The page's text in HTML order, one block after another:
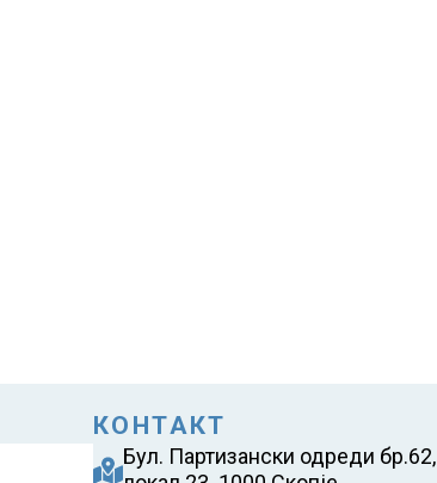
КОНТАКТ
Бул. Партизански одреди бр.62,